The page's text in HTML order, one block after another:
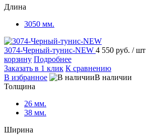
Длина
3050 мм.
3074-Черный-тунис-NEW 4 550 руб. / шт
корзину Подробнее
Заказать в 1 клик К сравнению
В избранное
В наличии
Толщина
26 мм.
38 мм.
Ширина